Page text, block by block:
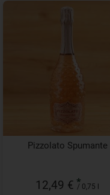
Pizzolato Spumante
12,49 € *
/ 0,75 l